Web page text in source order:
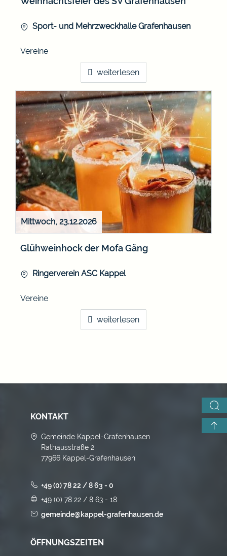
Sport- und Mehrzweckhalle Grafenhausen
Vereine
weiterlesen
Mittwoch, 23.12.2026
Glühweinhock der Mofa Gäng
Ringerverein ASC Kappel
Vereine
weiterlesen
KONTAKT
Gemeinde Kappel-Grafenhausen
Rathausstraße 2
77966 Kappel-Grafenhausen
+49 (0) 78 22 / 8 63 - 0
+49 (0) 78 22 / 8 63 - 18
gemeinde@kappel-grafenhausen.de
ÖFFNUNGSZEITEN